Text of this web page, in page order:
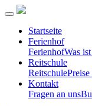
Startseite
Ferienhof
FerienhofWas
Reitschule
Reitschule
Kontakt
Fragen an uns